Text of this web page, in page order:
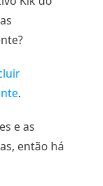
.
e as
então há